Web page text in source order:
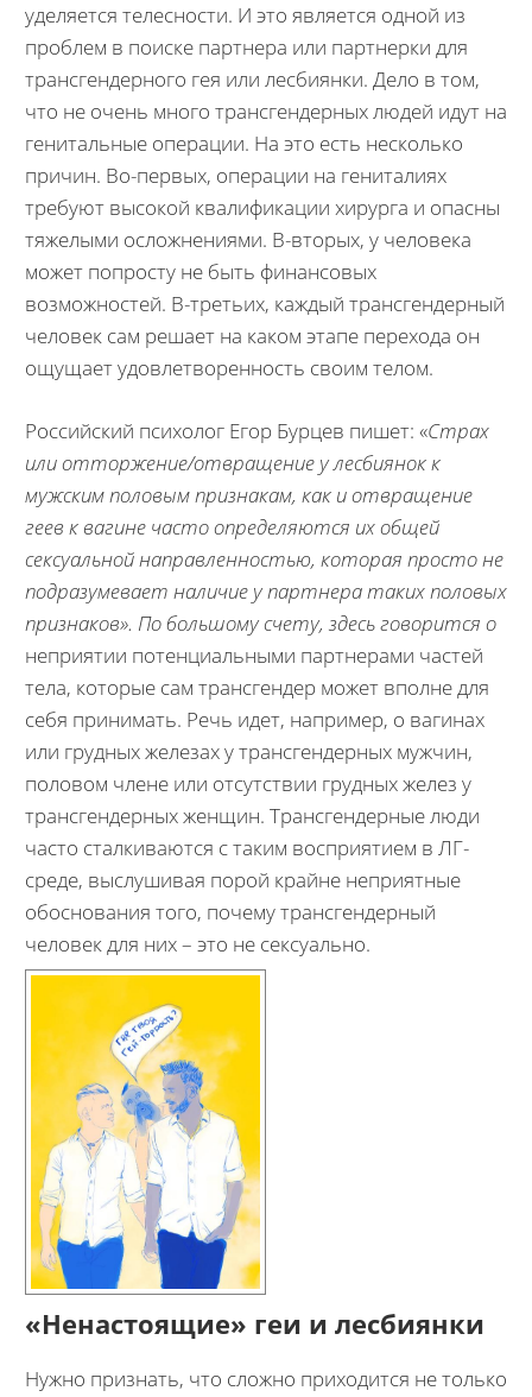
уделяется телесности. И это является одной из
проблем в поиске партнера или партнерки для
трансгендерного гея или лесбиянки. Дело в том,
что не очень много трансгендерных людей идут на
генитальные операции. На это есть несколько
причин. Во-первых, операции на гениталиях
требуют высокой квалификации хирурга и опасны
тяжелыми осложнениями. В-вторых, у человека
может попросту не быть финансовых
возможностей. В-третьих, каждый трансгендерный
человек сам решает на каком этапе перехода он
ощущает удовлетворенность своим телом.
Российский психолог Егор Бурцев пишет: «Страх
или отторжение/отвращение у лесбиянок к
мужским половым признакам, как и отвращение
геев к вагине часто определяются их общей
сексуальной направленностью, которая просто не
подразумевает наличие у партнера таких половых
признаков». По большому счету, здесь говорится о
неприятии потенциальными партнерами частей
тела, которые сам трансгендер может вполне для
себя принимать. Речь идет, например, о вагинах
или грудных железах у трансгендерных мужчин,
половом члене или отсутствии грудных желез у
трансгендерных женщин. Трансгендерные люди
часто сталкиваются с таким восприятием в ЛГ-
среде, выслушивая порой крайне неприятные
обоснования того, почему трансгендерный
человек для них – это не сексуально.
«Ненастоящие» геи и лесбиянки
Нужно признать, что сложно приходится не только